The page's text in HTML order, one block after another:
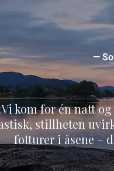
—
kom for én natt
stillheten
fotturer i åsene –